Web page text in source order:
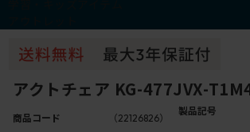
アクトチェア KG-477JVX-
商品コード （22126826）
製品記号